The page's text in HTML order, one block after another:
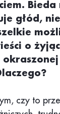
głód, nie
o
czy to